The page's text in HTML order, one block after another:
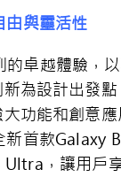
由與靈活性
的卓越體驗，
為設計出發
功能和創意
新首款Galaxy
，讓用戶